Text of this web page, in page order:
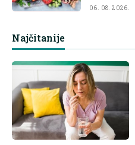
06. 08. 2026.
Najčitanije